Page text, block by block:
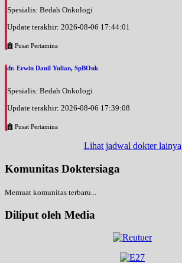
Spesialis: Bedah Onkologi
Update terakhir: 2026-08-06 17:44:01
Pusat Pertamina
dr. Erwin Danil Yulian, SpBOnk
Spesialis: Bedah Onkologi
Update terakhir: 2026-08-06 17:39:08
Pusat Pertamina
Lihat jadwal dokter lainya
Komunitas Doktersiaga
Memuat komunitas terbaru...
Diliput oleh Media